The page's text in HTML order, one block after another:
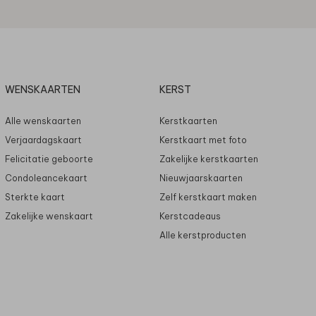
WENSKAARTEN
Alle wenskaarten
Verjaardagskaart
Felicitatie geboorte
Condoleancekaart
Sterkte kaart
Zakelijke wenskaart
KERST
Kerstkaarten
Kerstkaart met foto
Zakelijke kerstkaarten
Nieuwjaarskaarten
Zelf kerstkaart maken
Kerstcadeaus
Alle kerstproducten